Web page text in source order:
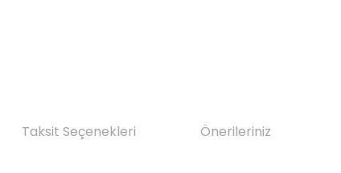
Taksit Seçenekleri Önerileriniz